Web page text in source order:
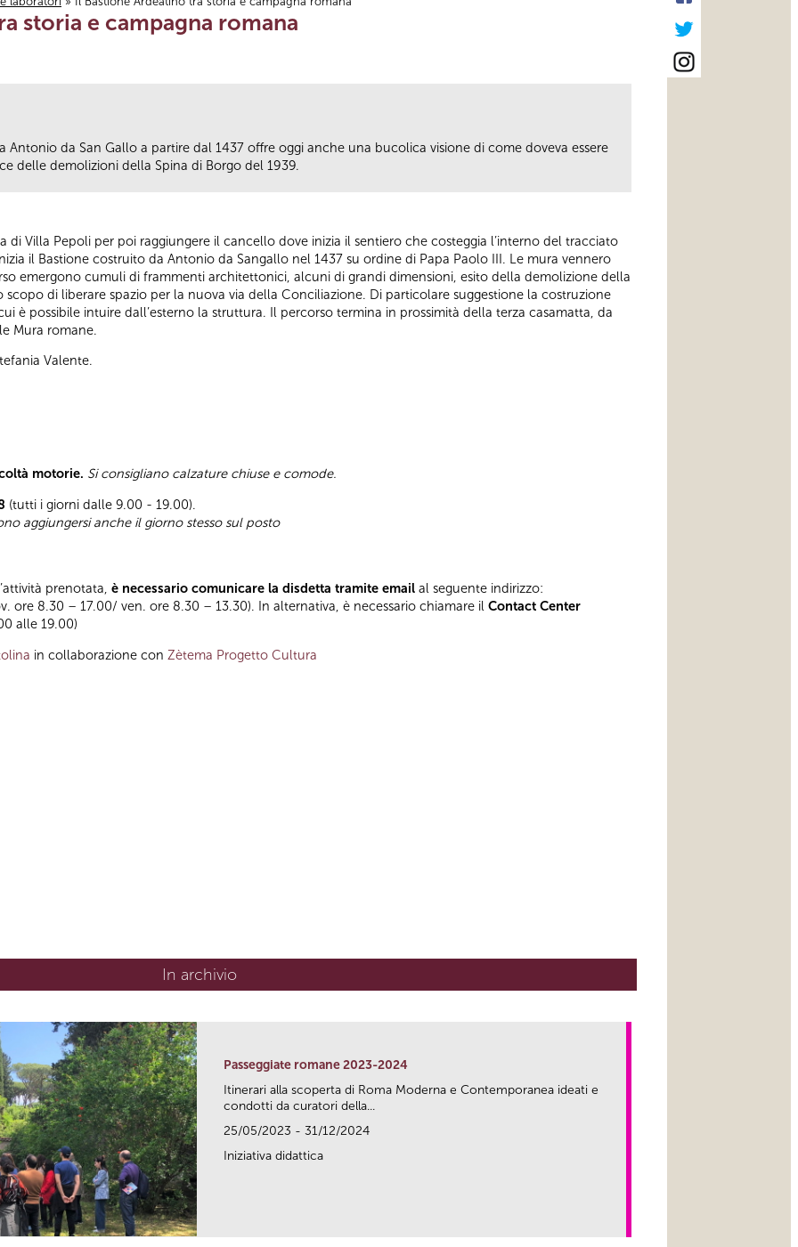
storia e campagna romana
Antonio da San Gallo a partire dal 1437 offre oggi anche una bucolica visione di come doveva essere
delle demolizioni della Spina di Borgo del 1939.
di Villa Pepoli per poi raggiungere il cancello dove inizia il sentiero che costeggia l’interno del tracciato
il Bastione costruito da Antonio da Sangallo nel 1437 su ordine di Papa Paolo III. Le mura vennero
emergono cumuli di frammenti architettonici, alcuni di grandi dimensioni, esito della demolizione della
di liberare spazio per la nuova via della Conciliazione. Di particolare suggestione la costruzione
è possibile intuire dall’esterno la struttura. Il percorso termina in prossimità della terza casamatta, da
Mura romane.
Valente.
motorie. Si consigliano calzature chiuse e comode.
(tutti i giorni dalle 9.00 - 19.00).
aggiungersi anche il giorno stesso sul posto
prenotata, è necessario comunicare la disdetta tramite email al seguente indirizzo:
ore 8.30 – 17.00/ ven. ore 8.30 – 13.30). In alternativa, è necessario chiamare il Contact Center
alle 19.00)
in collaborazione con Zètema Progetto Cultura
In archivio
Passeggiate romane 2023-2024
Itinerari alla scoperta di Roma Moderna e Contemporanea ideati e
condotti da curatori della...
25/05/2023 - 31/12/2024
Iniziativa didattica